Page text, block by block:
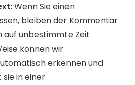
Wenn Sie einen
bleiben der Kommentar
auf unbestimmte Zeit
können wir
erkennen und
in einer